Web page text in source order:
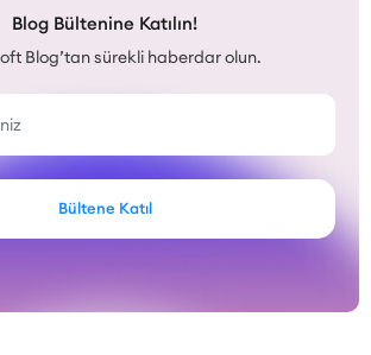
Blog Bültenine Katılın!
Blog’tan sürekli haberdar olun.
Bültene Katıl